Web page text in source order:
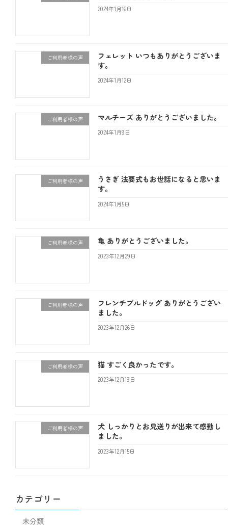
2024年1月16日
ご利用者様の声
フェレット いつもありがとうございま
す。
2024年1月12日
ご利用者様の声 マルチーズ ありがとうございました。
2024年1月9日
ご利用者様の声
うさぎ 法要式もお世話になると思いま
す。
2024年1月5日
ご利用者様の声 亀 ありがとうございました。
2023年12月29日
ご利用者様の声
フレンチブルドッグ ありがとうござい
ました。
2023年12月26日
ご利用者様の声 猫 すごく良かったです。
2023年12月19日
ご利用者様の声
犬 しっかりとお見送りが出来て感動し
ました。
2023年12月15日
カテゴリー
未分類